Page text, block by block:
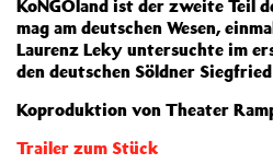
KoNGOland ist der zweite Teil
mag am deutschen Wesen,
Laurenz Leky untersuchte im
den deutschen Söldner
Koproduktion von Theater
Trailer zum Stück